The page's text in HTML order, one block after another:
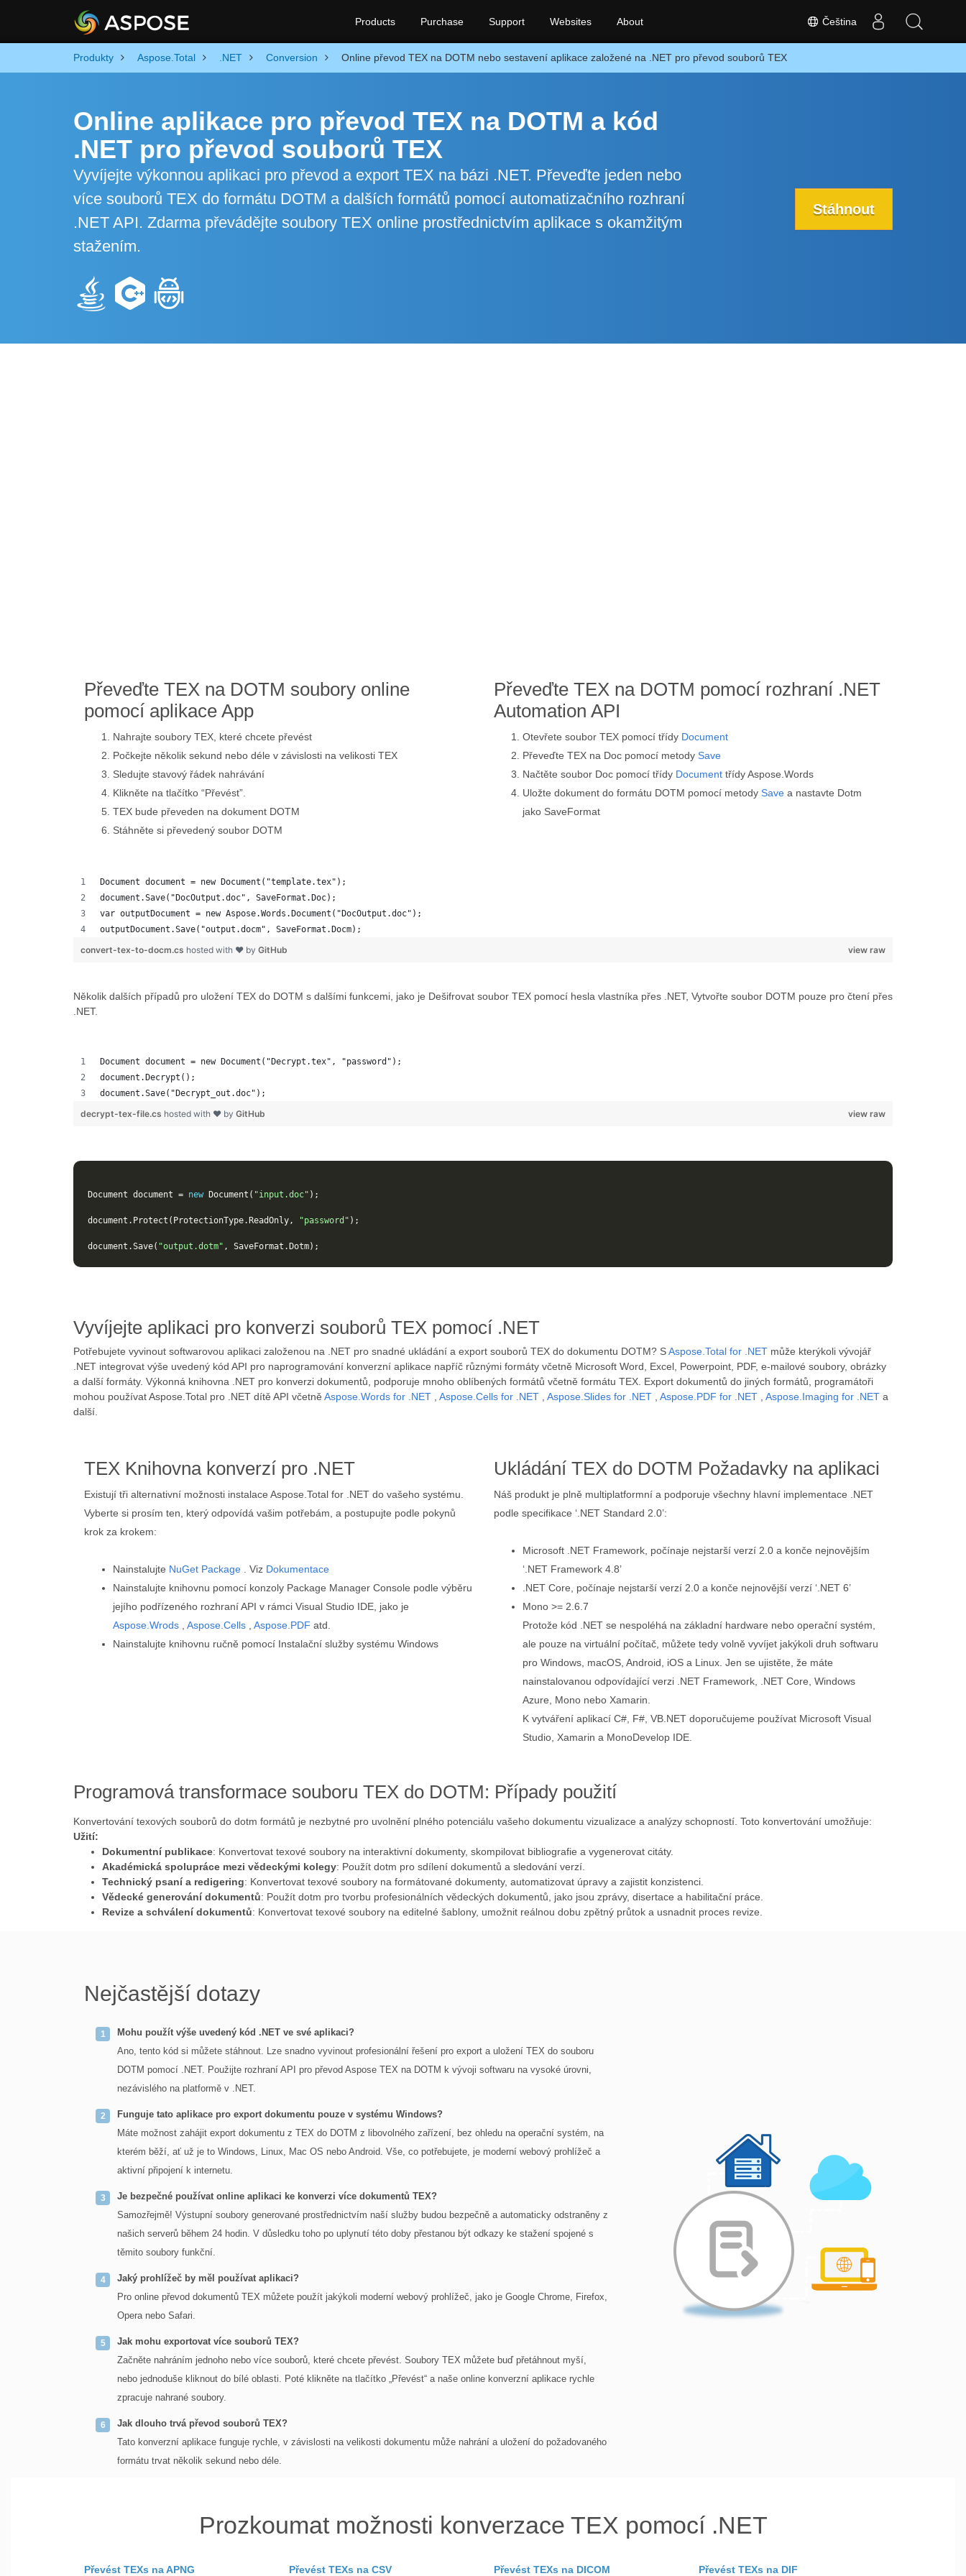
Čeština
Products Purchase Support Websites About
Produkty Aspose.Total .NET Conversion Online převod TEX na DOTM nebo sestavení aplikace založené na .NET pro převod souborů TEX
Online aplikace pro převod TEX na DOTM a kód
.NET pro převod souborů TEX
Vyvíjejte výkonnou aplikaci pro převod a export TEX na bázi .NET. Převeďte jeden nebo
více souborů TEX do formátu DOTM a dalších formátů pomocí automatizačního rozhraní
.NET API. Zdarma převádějte soubory TEX online prostřednictvím aplikace s okamžitým
stažením.
Stáhnout
Převeďte TEX na DOTM soubory online
pomocí aplikace App
Nahrajte soubory TEX, které chcete převést
Počkejte několik sekund nebo déle v závislosti na velikosti TEX
Sledujte stavový řádek nahrávání
Klikněte na tlačítko “Převést”.
TEX bude převeden na dokument DOTM
Stáhněte si převedený soubor DOTM
Převeďte TEX na DOTM pomocí rozhraní .NET
Automation API
Otevřete soubor TEX pomocí třídy Document
Převeďte TEX na Doc pomocí metody Save
Načtěte soubor Doc pomocí třídy Document třídy Aspose.Words
Uložte dokument do formátu DOTM pomocí metody Save a nastavte Dotm
jako SaveFormat
Document document = new Document("template.tex");
document.Save("DocOutput.doc", SaveFormat.Doc);
var outputDocument = new Aspose.Words.Document("DocOutput.doc");
outputDocument.Save("output.docm", SaveFormat.Docm);
view raw
convert-tex-to-docm.cs hosted with ❤ by GitHub
Několik dalších případů pro uložení TEX do DOTM s dalšími funkcemi, jako je Dešifrovat soubor TEX pomocí hesla vlastníka přes .NET, Vytvořte soubor DOTM pouze pro čtení přes
.NET.
Document document = new Document("Decrypt.tex", "password");
document.Decrypt();
document.Save("Decrypt_out.doc");
view raw
decrypt-tex-file.cs hosted with ❤ by GitHub
Document document = new Document ( "input.doc" );
document . Protect ( ProtectionType. ReadOnly, "password" );
document .Save( "output.dotm" , SaveFormat . Dotm);
Vyvíjejte aplikaci pro konverzi souborů TEX pomocí .NET
Potřebujete vyvinout softwarovou aplikaci založenou na .NET pro snadné ukládání a export souborů TEX do dokumentu DOTM? SAspose.Total for .NET může kterýkoli vývojář
.NET integrovat výše uvedený kód API pro naprogramování konverzní aplikace napříč různými formáty včetně Microsoft Word, Excel, Powerpoint, PDF, e-mailové soubory, obrázky
a další formáty. Výkonná knihovna .NET pro konverzi dokumentů, podporuje mnoho oblíbených formátů včetně formátu TEX. Export dokumentů do jiných formátů, programátoři
mohou používat Aspose.Total pro .NET dítě API včetně Aspose.Words for .NET Aspose.Cells for .NET Aspose.Slides for .NET Aspose.PDF for .NET Aspose.Imaging for .NET a
další.
TEX Knihovna konverzí pro .NET
Existují tři alternativní možnosti instalace Aspose.Total for .NET do vašeho systému.
Vyberte si prosím ten, který odpovídá vašim potřebám, a postupujte podle pokynů
krok za krokem:
Nainstalujte NuGet Package . Viz Dokumentace
Nainstalujte knihovnu pomocí konzoly Package Manager Console podle výběru
jejího podřízeného rozhraní API v rámci Visual Studio IDE, jako je
Aspose.Wrods
Aspose.Cells Aspose.PDF atd.
Nainstalujte knihovnu ručně pomocí Instalační služby systému Windows
Ukládání TEX do DOTM Požadavky na aplikaci
Náš produkt je plně multiplatformní a podporuje všechny hlavní implementace .NET
podle specifikace ‘.NET Standard 2.0’:
Microsoft .NET Framework, počínaje nejstarší verzí 2.0 a konče nejnovějším
‘.NET Framework 4.8’
.NET Core, počínaje nejstarší verzí 2.0 a konče nejnovější verzí ‘.NET 6’
Mono >= 2.6.7
Protože kód .NET se nespoléhá na základní hardware nebo operační systém,
ale pouze na virtuální počítač, můžete tedy volně vyvíjet jakýkoli druh softwaru
pro Windows, macOS, Android, iOS a Linux. Jen se ujistěte, že máte
nainstalovanou odpovídající verzi .NET Framework, .NET Core, Windows
Azure, Mono nebo Xamarin.
K vytváření aplikací C#, F#, VB.NET doporučujeme používat Microsoft Visual
Studio, Xamarin a MonoDevelop IDE.
Programová transformace souboru TEX do DOTM: Případy použití
Konvertování texových souborů do dotm formátů je nezbytné pro uvolnění plného potenciálu vašeho dokumentu vizualizace a analýzy schopností. Toto konvertování umožňuje:
Užití:
Dokumentní publikace: Konvertovat texové soubory na interaktivní dokumenty, skompilovat bibliografie a vygenerovat citáty.
Akadémická spolupráce mezi vědeckými kolegy: Použít dotm pro sdílení dokumentů a sledování verzí.
Technický psaní a redigering: Konvertovat texové soubory na formátované dokumenty, automatizovat úpravy a zajistit konzistenci.
Vědecké generování dokumentů: Použít dotm pro tvorbu profesionálních vědeckých dokumentů, jako jsou zprávy, disertace a habilitační práce.
Revize a schválení dokumentů: Konvertovat texové soubory na editelné šablony, umožnit reálnou dobu zpětný průtok a usnadnit proces revize.
Nejčastější dotazy
Mohu použít výše uvedený kód .NET ve své aplikaci?
Ano, tento kód si můžete stáhnout. Lze snadno vyvinout profesionální řešení pro export a uložení TEX do souboru
DOTM pomocí .NET. Použijte rozhraní API pro převod Aspose TEX na DOTM k vývoji softwaru na vysoké úrovni,
nezávislého na platformě v .NET.
Funguje tato aplikace pro export dokumentu pouze v systému Windows?
Máte možnost zahájit export dokumentu z TEX do DOTM z libovolného zařízení, bez ohledu na operační systém, na
kterém běží, ať už je to Windows, Linux, Mac OS nebo Android. Vše, co potřebujete, je moderní webový prohlížeč a
aktivní připojení k internetu.
Je bezpečné používat online aplikaci ke konverzi více dokumentů TEX?
Samozřejmě! Výstupní soubory generované prostřednictvím naší služby budou bezpečně a automaticky odstraněny z
našich serverů během 24 hodin. V důsledku toho po uplynutí této doby přestanou být odkazy ke stažení spojené s
těmito soubory funkční.
Jaký prohlížeč by měl používat aplikaci?
Pro online převod dokumentů TEX můžete použít jakýkoli moderní webový prohlížeč, jako je Google Chrome, Firefox,
Opera nebo Safari.
Jak mohu exportovat více souborů TEX?
Začněte nahráním jednoho nebo více souborů, které chcete převést. Soubory TEX můžete buď přetáhnout myší,
nebo jednoduše kliknout do bílé oblasti. Poté klikněte na tlačítko „Převést“ a naše online konverzní aplikace rychle
zpracuje nahrané soubory.
Jak dlouho trvá převod souborů TEX?
Tato konverzní aplikace funguje rychle, v závislosti na velikosti dokumentu může nahrání a uložení do požadovaného
formátu trvat několik sekund nebo déle.
Prozkoumat možnosti konverzace TEX pomocí .NET
Převést TEXs na APNG Převést TEXs na CSV Převést TEXs na DICOM Převést TEXs na DIF